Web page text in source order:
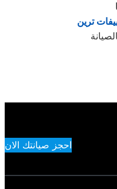
ترين
احجز صيانتك الان